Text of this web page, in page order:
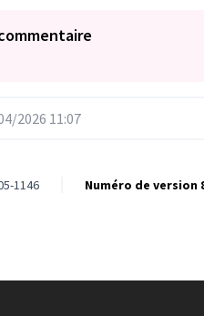
2026 11:07
1146 Numéro de version